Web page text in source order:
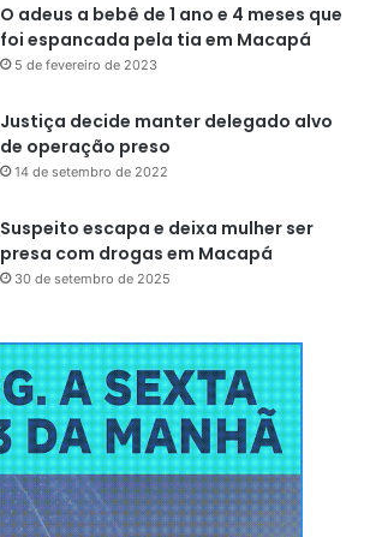
O adeus a bebê de 1 ano e 4 meses que
foi espancada pela tia em Macapá
5 de fevereiro de 2023
Justiça decide manter delegado alvo
de operação preso
14 de setembro de 2022
Suspeito escapa e deixa mulher ser
presa com drogas em Macapá
30 de setembro de 2025